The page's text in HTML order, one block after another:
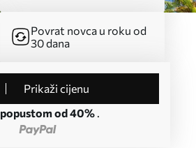
Povrat novca u roku od
30 dana
Prikaži cijenu
popustom od 40%.